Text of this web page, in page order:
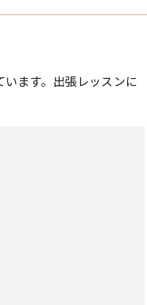
ます。出張レッスンに